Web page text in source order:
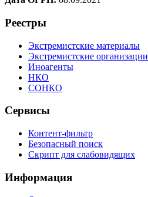
Реестры
Экстремистские материалы
Экстремистские организации
Иноагенты
НКО
СОНКО
Сервисы
Контент-фильтр
Безопасный поиск
Скрипт для слабовидящих
Информация